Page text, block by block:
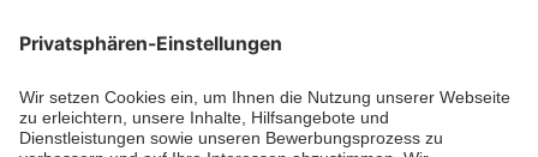
Aus- & Fortbildungen